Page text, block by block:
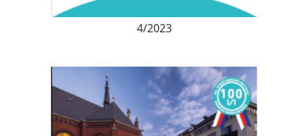
4/2023